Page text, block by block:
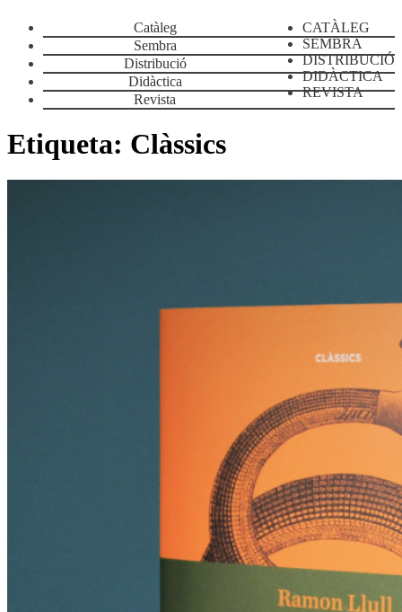
CATÀLEG
SEMBRA
DISTRIBUCIÓ
DIDÀCTICA
REVISTA
Catàleg
Sembra
Distribució
Didàctica
Revista
Etiqueta: Clàssics